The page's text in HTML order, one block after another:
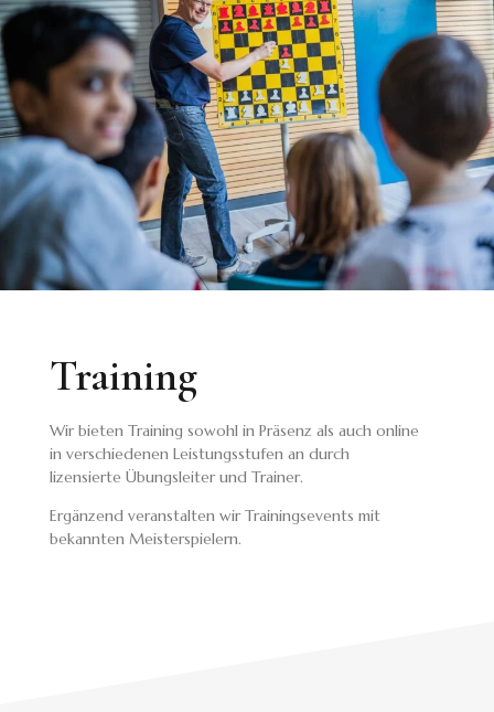
Training
Wir bieten Training sowohl in Präsenz als auch online
in verschiedenen Leistungsstufen an durch
lizensierte Übungsleiter und Trainer.
Ergänzend veranstalten wir Trainingsevents mit
bekannten Meisterspielern.